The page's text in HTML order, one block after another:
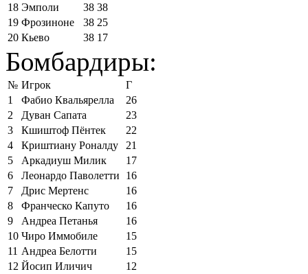
18 Эмполи 38 38
19 Фрозиноне 38 25
20 Кьево 38 17
Бомбардиры:
№ Игрок
Г
1
Фабио Квальярелла
26
2
Дуван Сапата
23
3
Кшиштоф Пёнтек
22
4
Криштиану Роналду
21
5
Аркадиуш Милик
17
6
Леонардо Паволетти
16
7
Дрис Мертенс
16
8
Франческо Капуто
16
9
Андреа Петанья
16
10 Чиро Иммобиле
15
11 Андреа Белотти
15
12 Йосип Иличич
12